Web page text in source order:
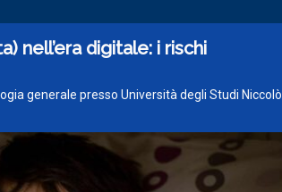
nell’era digitale: i rischi
generale presso Università degli Studi Niccolò